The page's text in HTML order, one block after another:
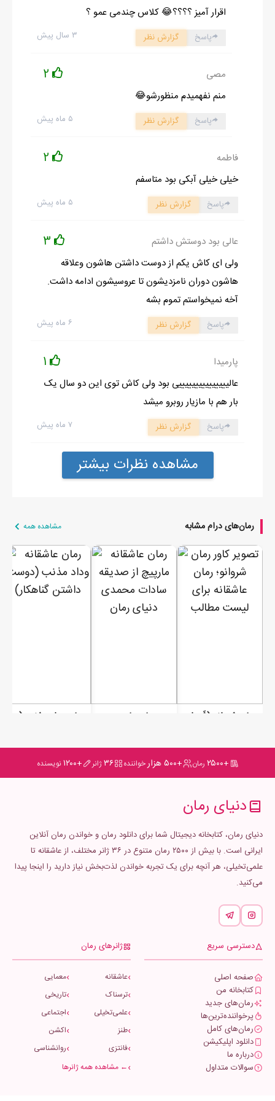
دوستاش نباید پشتش رو خالی می‌کردن.
مادر با حالت متفکرانه و دقیقش به چشمانم چشم دوخته و پس از
ادامه رمان در اپلیکیشن شروع مطالعه آنلاین رمان
اقرار آمیز ؟؟؟؟😂 کلاس چندمی عمو ؟
۳ سال پیش پاسخ گزارش نظر
مصی 2
منم نفهمیدم منظورشو😂
۵ ماه پیش پاسخ گزارش نظر
فاطمه 2
خیلی خیلی آبکی بود متاسفم
۵ ماه پیش پاسخ گزارش نظر
عالی بود دوستش داشتم 3
ولی ای کاش یکم از دوست داشتن هاشون وعلاقه
هاشون دوران نامزدیشون تا عروسیشون ادامه داشت.
آخه نمیخواستم تموم بشه
۶ ماه پیش پاسخ گزارش نظر
پارمیدا 1
عالیییییییییییییییی بود ولی کاش توی این دو سال یک
بار هم با مازیار روبرو میشد
۷ ماه پیش پاسخ گزارش نظر
مشاهده نظرات بیشتر
رمان‌های درام مشابه مشاهده همه
رمان مارپیچ رمان وداد مذنب (دوست داشتن گناهکار)
+۲۵۰۰ رمان +۵۰۰ هزار خواننده ۳۶ژانر +۱۲۰۰ نویسنده
دنیای رمان
دنیای رمان، کتابخانه دیجیتال شما برای دانلود رمان و خواندن رمان آنلاین
ایرانی است. با بیش از ۲۵۰۰ رمان متنوع در ۳۶ ژانر مختلف، از عاشقانه تا
علمی‌تخیلی، هر آنچه برای یک تجربه خواندن لذت‌بخش نیاز دارید را اینجا پیدا
می‌کنید.
دسترسی سریع
صفحه اصلی
کتابخانه من
رمان‌های جدید
پرخواننده‌ترین‌ها
رمان‌های کامل
دانلود اپلیکیشن
درباره ما
سوالات متداول
ژانرهای رمان
عاشقانه
معمایی
ترسناک
تاریخی
علمی‌تخیلی
اجتماعی
طنز
اکشن
فانتزی
روانشناسی
← مشاهده همه ژانرها